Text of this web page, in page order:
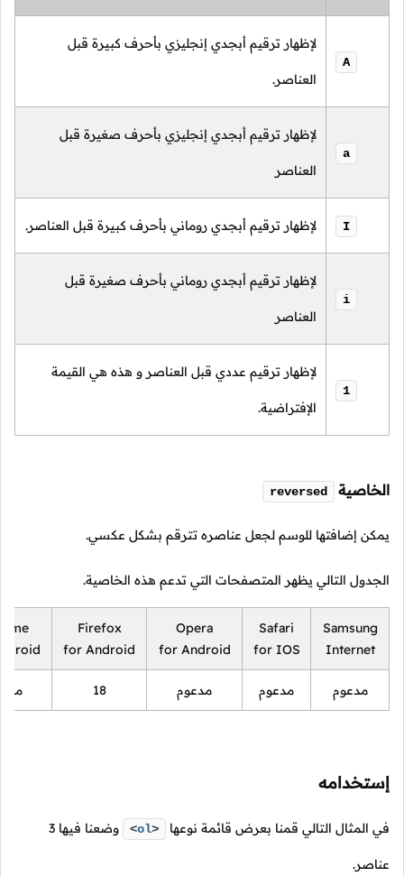
A
لإظهار ترقيم أبجدي إنجليزي بأحرف كبيرة قبل
العناصر.
a
لإظهار ترقيم أبجدي إنجليزي بأحرف صغيرة قبل
العناصر
I لإظهار ترقيم أبجدي روماني بأحرف كبيرة قبل العناصر.
i
لإظهار ترقيم أبجدي روماني بأحرف صغيرة قبل
العناصر
1
لإظهار ترقيم عددي قبل العناصر و هذه هي القيمة
الإفتراضية.
الخاصية reversed
يمكن إضافتها للوسم لجعل عناصره تترقم بشكل عكسي.
الجدول التالي يظهر المتصفحات التي تدعم هذه الخاصية.
Firefox
for Android
Opera
for Android
Safari
for IOS
Samsung
Internet
18 مدعوم مدعوم مدعوم
إستخدامه
في المثال التالي قمنا بعرض قائمة نوعها <ol> وضعنا فيها 3
عناصر.